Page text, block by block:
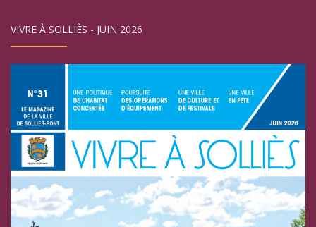
VIVRE À SOLLIÈS - JUIN 2026